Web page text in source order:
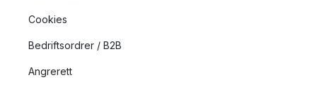
Cookies
Bedriftsordrer / B2B
Angrerett